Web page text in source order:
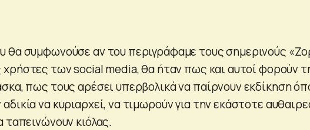
θα συμφωνούσε αν του περιγράφαμε τους σημερινούς
χρήστες των social media, θα ήταν πως και αυτοί φορούν
πως τους αρέσει υπερβολικά να παίρνουν εκδίκηση
να κυριαρχεί, να τιμωρούν για την εκάστοτε
ταπεινώνουν κιόλας.